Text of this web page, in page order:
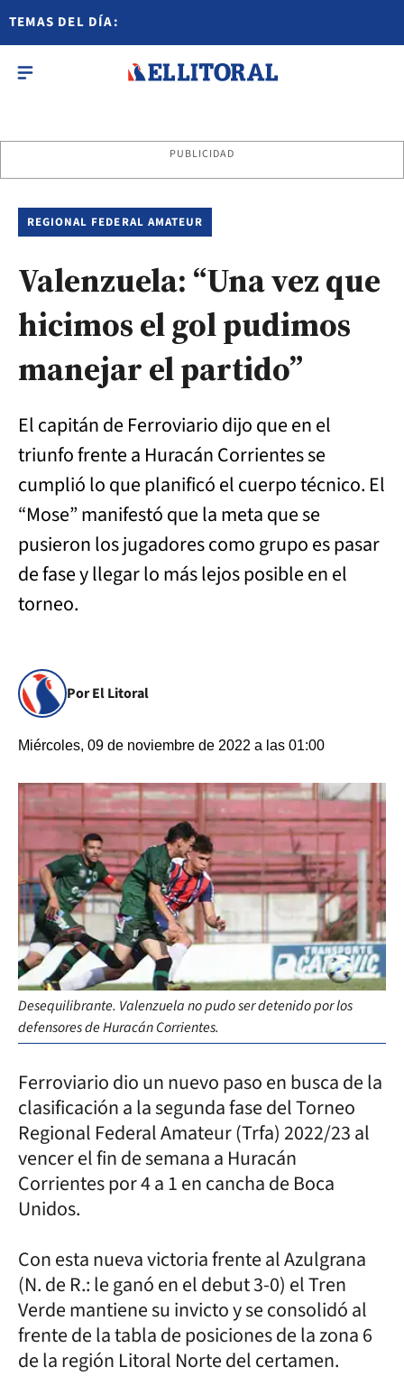
TEMAS DEL DÍA:
PUBLICIDAD
REGIONAL FEDERAL AMATEUR
Valenzuela: “Una vez que
hicimos el gol pudimos
manejar el partido”
El capitán de Ferroviario dijo que en el
triunfo frente a Huracán Corrientes se
cumplió lo que planificó el cuerpo técnico. El
“Mose” manifestó que la meta que se
pusieron los jugadores como grupo es pasar
de fase y llegar lo más lejos posible en el
torneo.
Por El Litoral
Miércoles, 09 de noviembre de 2022 a las 01:00
Desequilibrante. Valenzuela no pudo ser detenido por los
defensores de Huracán Corrientes.
Ferroviario dio un nuevo paso en busca de la
clasificación a la segunda fase del Torneo
Regional Federal Amateur (Trfa) 2022/23 al
vencer el fin de semana a Huracán
Corrientes por 4 a 1 en cancha de Boca
Unidos.
Con esta nueva victoria frente al Azulgrana
(N. de R.: le ganó en el debut 3-0) el Tren
Verde mantiene su invicto y se consolidó al
frente de la tabla de posiciones de la zona 6
de la región Litoral Norte del certamen.